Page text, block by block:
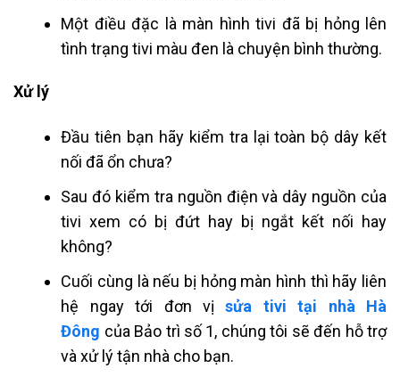
Một điều đặc là màn hình tivi đã bị hỏng lên
tình trạng tivi màu đen là chuyện bình thường.
Xử lý
Đầu tiên bạn hãy kiểm tra lại toàn bộ dây kết
nối đã ổn chưa?
Sau đó kiểm tra nguồn điện và dây nguồn của
tivi xem có bị đứt hay bị ngắt kết nối hay
không?
Cuối cùng là nếu bị hỏng màn hình thì hãy liên
hệ ngay tới đơn vịsửa tivi tại nhà Hà
Đông của Bảo trì số 1, chúng tôi sẽ đến hỗ trợ
và xử lý tận nhà cho bạn.